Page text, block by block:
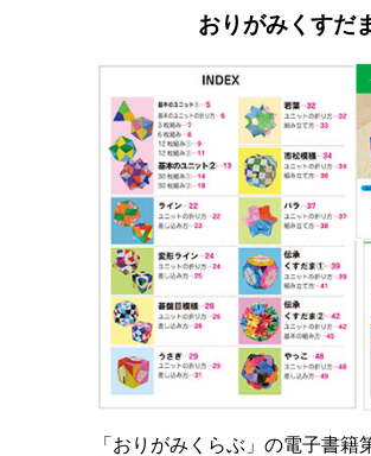
おりがみくすだ
「おりがみくらぶ」の電子書